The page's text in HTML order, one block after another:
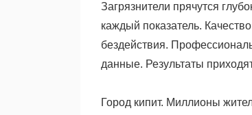
Загрязнители прячутся
каждый показатель.
бездействия.
данные. Результаты
Город кипит. Миллионы